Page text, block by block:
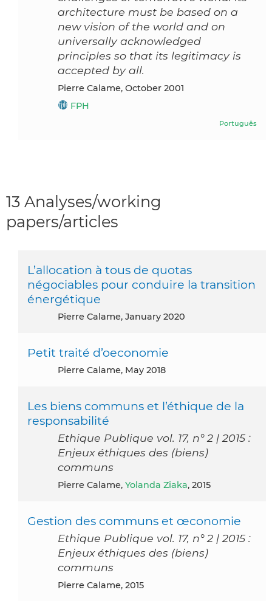
architecture must be based on a
new vision of the world and on
universally acknowledged
principles so that its legitimacy is
accepted by all.
Pierre Calame, October 2001
FPH
Português
13 Analyses/working
papers/articles
L’allocation à tous de quotas
négociables pour conduire la transition
énergétique
Pierre Calame, January 2020
Petit traité d’oeconomie
Pierre Calame, May 2018
Les biens communs et l’éthique de la
responsabilité
Ethique Publique vol. 17, n° 2 | 2015 :
Enjeux éthiques des (biens)
communs
Pierre Calame, Yolanda Ziaka, 2015
Gestion des communs et œconomie
Ethique Publique vol. 17, n° 2 | 2015 :
Enjeux éthiques des (biens)
communs
Pierre Calame, 2015